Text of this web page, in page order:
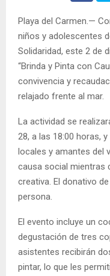
Playa del Carmen.—
niños y adolescentes
Solidaridad, este 2 de
“Brinda y Pinta con
convivencia y
relajado frente al mar.
La actividad se
28, a las 18:00 horas,
locales y amantes del
causa social mientras
creativa. El donativo
persona.
El evento incluye un
degustación de tres
asistentes recibirán
pintar, lo que les